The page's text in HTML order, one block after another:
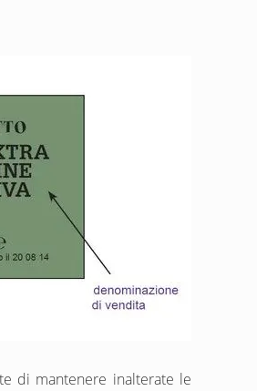
di mantenere inalterate le